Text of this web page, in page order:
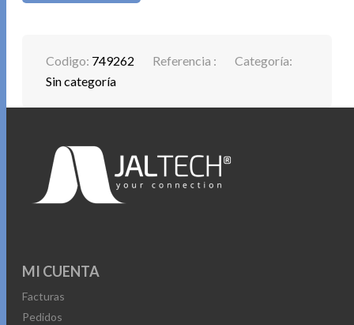
Codigo: 749262 Referencia :
Categoría:
Sin categoría
MI CUENTA
Facturas
Pedidos